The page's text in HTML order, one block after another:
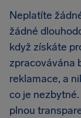
Neplatíte
žádné
když získáte
zpracovávána
reklamace, a
co je
plnou